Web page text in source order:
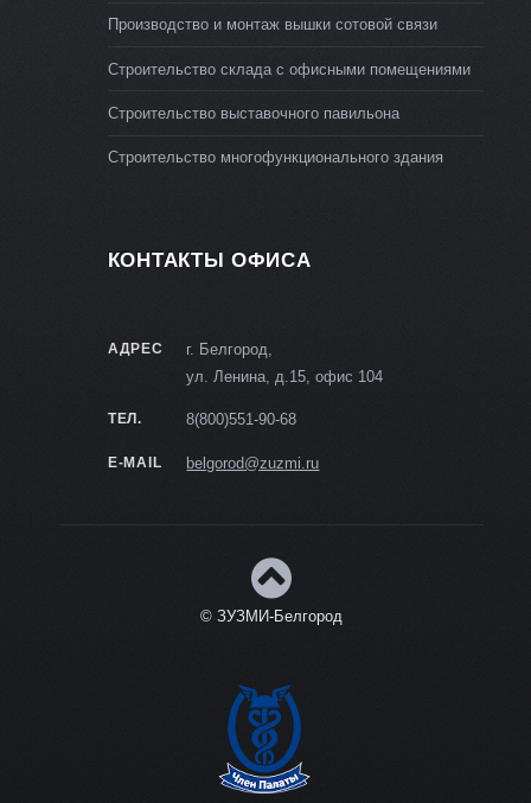
Производство и монтаж вышки сотовой связи
Строительство склада с офисными помещениями
Строительство выставочного павильона
Строительство многофункционального здания
КОНТАКТЫ ОФИСА
АДРЕС
г. Белгород,
ул. Ленина, д.15, офис 104
ТЕЛ. 8(800)551-90-68
E-MAIL belgorod@zuzmi.ru
© ЗУЗМИ-Белгород